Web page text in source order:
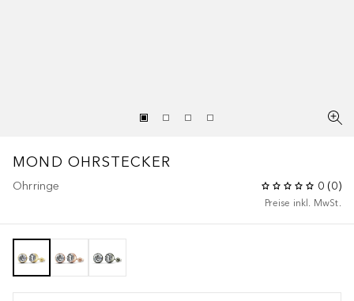
MOND OHRSTECKER
Ohrringe 0 (0)
Preise inkl. MwSt.